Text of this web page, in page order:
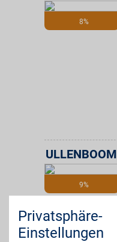
8%
9%
ULLENBOOM
Privatsphäre-
Einstellungen